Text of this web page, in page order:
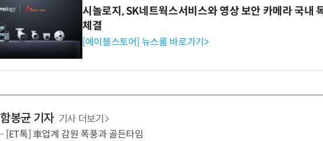
시놀로지, SK네트웍스서비스와 영상 보안 카메라 국내
체결
[에이블스토어] 뉴스룸 바로가기>
함봉균 기자 기사 더보기
[ET톡] 車업계 감원 폭풍과 골든타임